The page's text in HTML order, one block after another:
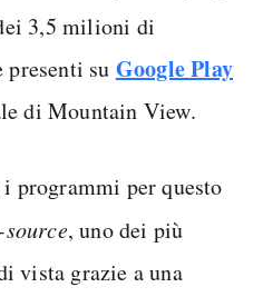
3,5 milioni di
su Google Play
di Mountain View.
programmi per questo
source, uno dei più
vista grazie a una